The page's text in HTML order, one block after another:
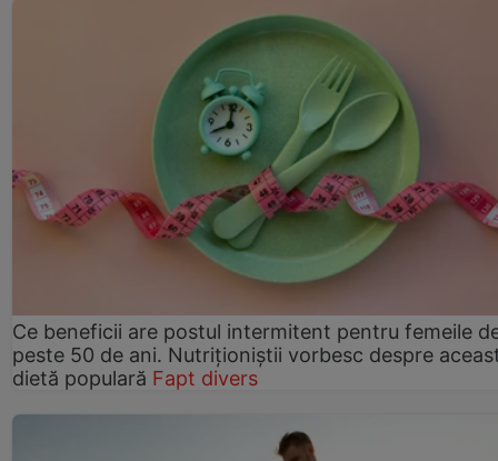
Ce beneficii are postul intermitent pentru femeile
peste 50 de ani. Nutriționiștii vorbesc despre
dietă populară Fapt divers